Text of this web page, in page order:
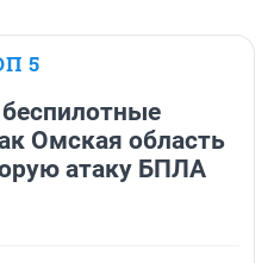
5
Омская область
атаку БПЛА